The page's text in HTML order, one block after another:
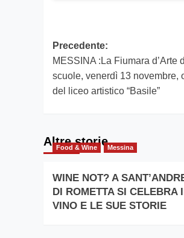
Navigazione
articolo
Precedente:
MESSINA :La Fiumara d’Arte
scuole, venerdì 13 novembre,
del liceo artistico “Basile”
Altre storie
Food & Wine Messina
WINE NOT? A
DI ROMETTA SI CELEBRA
VINO E LE SUE STORIE